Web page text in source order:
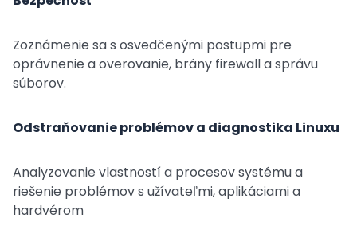
Zoznámenie sa s osvedčenými postupmi pre
oprávnenie a overovanie, brány firewall a správu
súborov.
Odstraňovanie problémov a diagnostika Linuxu
Analyzovanie vlastností a procesov systému a
riešenie problémov s užívateľmi, aplikáciami a
hardvérom